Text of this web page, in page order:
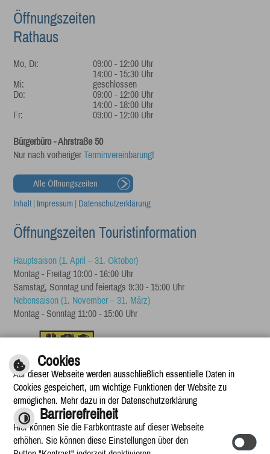
Öffnungszeiten
Rathaus
Mo, Di:
09:00 - 12:00 Uhr
14:00 - 15:30 Uhr
Mi:
geschlossen
Do:
09:00 - 12:00 Uhr
14:00 - 18:00 Uhr
Fr:
09:00 - 12:00 Uhr
Bürgerbüro - Ahrstraße 50
Nur nach vorherigerTerminvereinbarung!
Alle Öffnungszeiten
Inhalt Impressum Datenschutzerklärung
Öffnungszeiten Touristinformation
Hauptsaison (1. April – 31. Oktober)
Montag - Freitag 10:00 - 16:00 Uhr
Samstag, Sonntag und feiertags 9:30 - 15:00 Uhr
Nebensaison (1. November – 31. März)
Montag - Sonntag 11:00 - 15:00 Uhr
Cookies
Auf dieser Webseite werden ausschließlich essentielle Daten in
Cookies gespeichert, um wichtige Funktionen der Website zu
ermöglichen. Mehr dazu in der Datenschutzerklärung
Barrierefreiheit
Hier können Sie die Farbkontraste auf dieser Webseite
erhöhen. Sie können diese Einstellungen über den